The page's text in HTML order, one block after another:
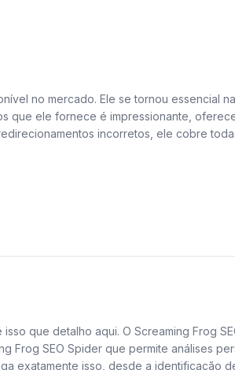
no mercado. Ele se tornou essencial
que ele fornece é impressionante,
incorretos, ele cobre
Ele se tornou essencial na minha
incorretos, ele cobre todas as
O que mais me impressiona no
despercebidos. Por exemplo, em um
que detalho aqui. O Screaming Frog
Frog SEO Spider que permite análises
exatamente isso, desde a identificação